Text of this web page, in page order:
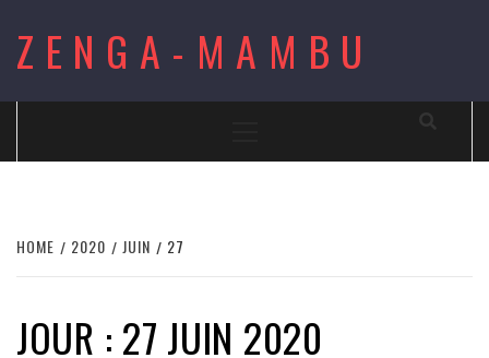
content
ZENGA-MAMBU
HOME 2020 JUIN 27
JOUR : 27 JUIN 2020